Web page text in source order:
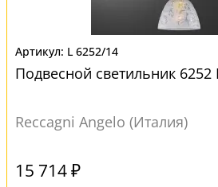
L 6252/14
Подвесной светильник 6252
Reccagni Angelo (Италия)
15 714 ₽